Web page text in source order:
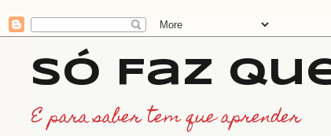
Só Faz
E para saber tem que aprender